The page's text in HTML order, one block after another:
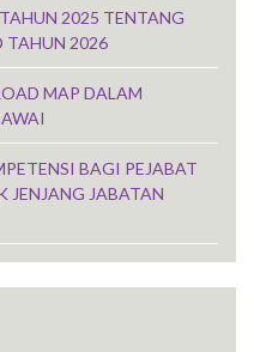
2025 TENTANG
TAHUN 2026
MAP DALAM
BAGI PEJABAT
JENJANG JABATAN